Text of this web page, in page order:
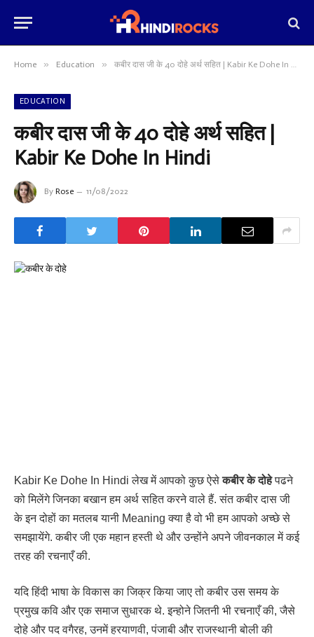
Home » Education » कबीर दास जी के 40 दोहे अर्थ सहित | Kabir Ke Dohe In Hindi
EDUCATION
कबीर दास जी के 40 दोहे अर्थ सहित |
Kabir Ke Dohe In Hindi
By Rose 11/08/2022
Kabir Ke Dohe In Hindi लेख में आपको कुछ ऐसेकबीर के दोहेपढने
को मिलेंगे जिनका बखान हम अर्थ सहित करने वाले हैं. संत कबीर दास जी
के इन दोहों का मतलब यानी Meaning क्या है वो भी हम आपको अच्छे से
समझायेंगे. कबीर जी एक महान हस्ती थे और उन्होंने अपने जीवनकाल में कई
तरह की रचनाएँ की.
यदि हिंदी भाषा के विकास का जिक्र किया जाए तो कबीर उस समय के
प्रमुख कवि और एक समाज सुधारक थे. इन्होने जितनी भी रचनाएँ की, जैसे
दोहे और पद वगैरह, उनमें हरयाणवी, पंजाबी और राजस्थानी बोली की